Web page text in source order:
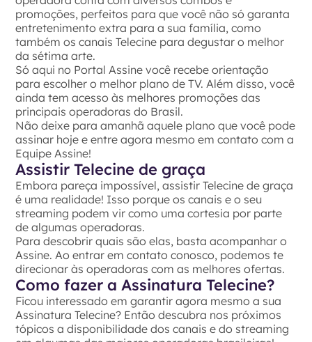
promoções, perfeitos para que você não só garanta
entretenimento extra para a sua família, como
também os canais Telecine para degustar o melhor
da sétima arte.
Só aqui no Portal Assine você recebe orientação
para escolher o melhor plano de TV. Além disso, você
ainda tem acesso às melhores promoções das
principais operadoras do Brasil.
Não deixe para amanhã aquele plano que você pode
assinar hoje e entre agora mesmo em contato com a
Equipe Assine!
Assistir Telecine de graça
Embora pareça impossível, assistir Telecine de graça
é uma realidade! Isso porque os canais e o seu
streaming podem vir como uma cortesia por parte
de algumas operadoras.
Para descobrir quais são elas, basta acompanhar o
Assine. Ao entrar em contato conosco, podemos te
direcionar às operadoras com as melhores ofertas.
Como fazer a Assinatura Telecine?
Ficou interessado em garantir agora mesmo a sua
Assinatura Telecine? Então descubra nos próximos
tópicos a disponibilidade dos canais e do streaming